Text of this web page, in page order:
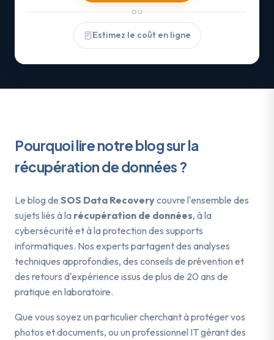
OU
Estimez le coût en ligne
Pourquoi lire notre blog sur la
récupération de données ?
Le blog de SOS Data Recoverycouvre l'ensemble des
sujets liés à la récupération de données, à la
cybersécurité et à la protection des supports
informatiques. Nos experts partagent des analyses
techniques approfondies, des conseils de prévention et
des retours d'expérience issus de plus de 20 ans de
pratique en laboratoire.
Que vous soyez un particulier cherchant à protéger vos
photos et documents, ou un professionnel IT gérant des